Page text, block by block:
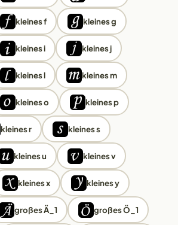
kleines f kleines g
kleines i kleines j
kleines l kleines m
kleines o kleines p
kleines r kleines s
kleines u kleines v
kleines x kleines y
großes Ä_1 großes Ö_1